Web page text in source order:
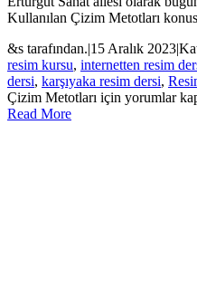
Kullanılan Çizim Metotları
&s tarafından.|15 Aralık 2023|
resim kursu, internetten resim
dersi, karşıyaka resim dersi,
Çizim Metotları için yorumlar
Read More